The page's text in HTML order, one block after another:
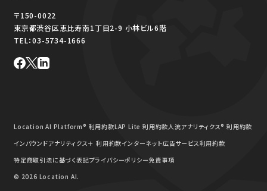
〒150-0022
東京都渋谷区恵比寿南1丁目2-9 小林ビル6階
TEL：03-5734-1666
Location AI Platform® 利用約款LAP Lite 利用約款人流アナリティクス® 利用約款
インバウンドアナリティクス＋ 利用約款インターネット広告サービス利用約款
特定商取引法に基づく表記プライバシーポリシー免責事項
© 2026 Location AI.